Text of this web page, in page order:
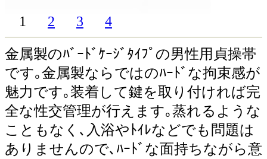
1 2 3 4
金属製のﾊﾞｰﾄﾞｹｰｼﾞﾀｲﾌﾟの男性用貞操帯
です｡金属製ならではのﾊｰﾄﾞな拘束感が
魅力です｡装着して鍵を取り付ければ完
全な性交管理が行えます｡蒸れるような
こともなく､入浴やﾄｲﾚなどでも問題は
ありませんので､ﾊｰﾄﾞな面持ちながら意